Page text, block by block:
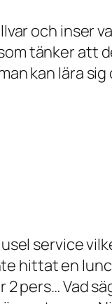
och inser
tänker att
kan lära sig
service
hittat en
pers… Vad